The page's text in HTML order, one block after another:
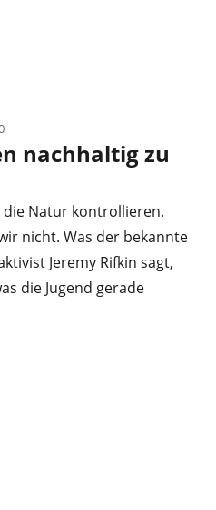
nachhaltig zu
Natur kontrollieren.
nicht. Was der bekannte
Jeremy Rifkin sagt,
die Jugend gerade